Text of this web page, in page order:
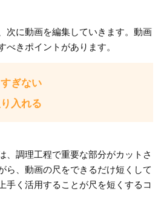
次に動画を編集していきます。動画
きポイントがあります。
ぎない
入れる
、調理工程で重要な部分がカットさ
ら、動画の尺をできるだけ短くして
手く活用することが尺を短くするコ